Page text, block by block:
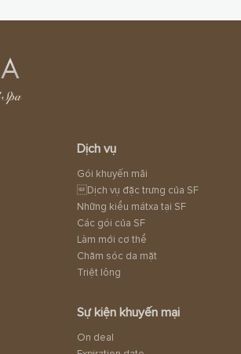
Dịch vụ
Gói khuyến mãi
Dịch vụ đặc trưng của SF
Những kiểu mátxa tại SF
Các gói của SF
Làm mới cơ thể
Chăm sóc da mặt
Triệt lông
Sự kiện khuyến mại
On deal